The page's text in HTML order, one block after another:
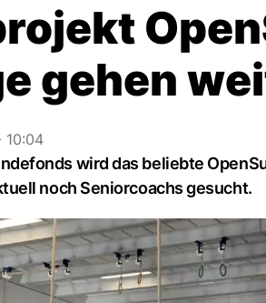
gehen
10:04
wird das beliebte
noch Seniorcoachs gesucht.